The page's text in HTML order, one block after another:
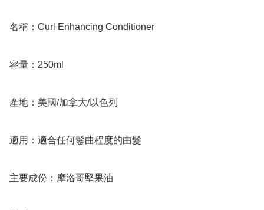
名稱：Curl Enhancing Conditioner
容量：250ml
產地：美國/加拿大/以色列
適用：適合任何鬈曲程度的曲髮
主要成份：摩洛哥堅果油